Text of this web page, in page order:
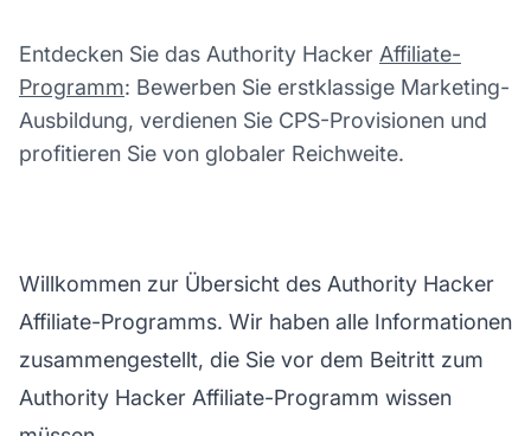
Entdecken Sie das Authority Hacker Affiliate-
Programm: Bewerben Sie erstklassige Marketing-
Ausbildung, verdienen Sie CPS-Provisionen und
profitieren Sie von globaler Reichweite.
Willkommen zur Übersicht des Authority Hacker
Affiliate-Programms. Wir haben alle Informationen
zusammengestellt, die Sie vor dem Beitritt zum
Authority Hacker Affiliate-Programm wissen